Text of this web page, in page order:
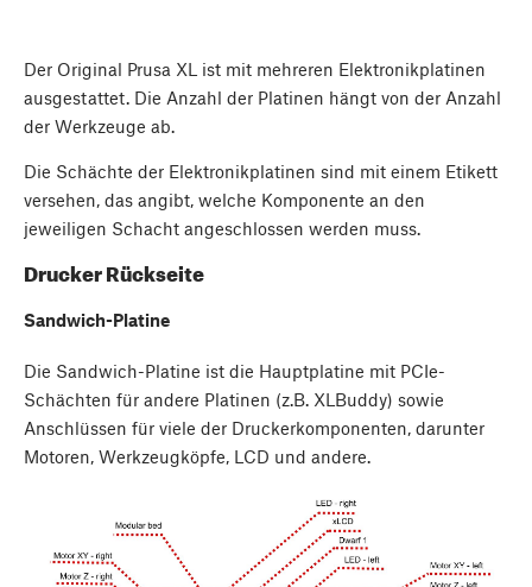
Der Original Prusa XL ist mit mehreren Elektronikplatinen
ausgestattet. Die Anzahl der Platinen hängt von der Anzahl
der Werkzeuge ab.
Die Schächte der Elektronikplatinen sind mit einem Etikett
versehen, das angibt, welche Komponente an den
jeweiligen Schacht angeschlossen werden muss.
Drucker Rückseite
Sandwich-Platine
Die Sandwich-Platine ist die Hauptplatine mit PCIe-
Schächten für andere Platinen (z.B. XLBuddy) sowie
Anschlüssen für viele der Druckerkomponenten, darunter
Motoren, Werkzeugköpfe, LCD und andere.